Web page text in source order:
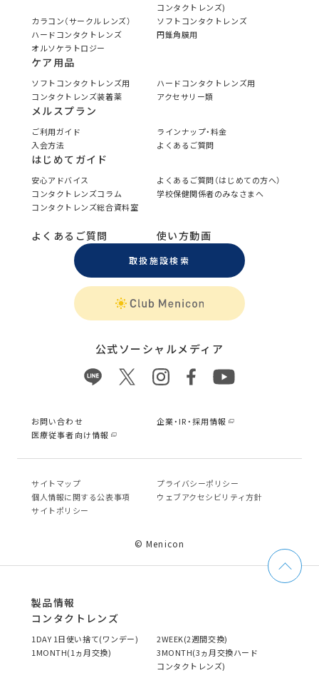
コンタクトレンズ)
カラコン（サークルレンズ）
ソフトコンタクトレンズ
ハードコンタクトレンズ
円錐角膜用
オルソケラトロジー
ケア用品
ソフトコンタクトレンズ用
ハードコンタクトレンズ用
コンタクトレンズ装着薬
アクセサリー類
メルスプラン
ご利用ガイド
ラインナップ・料金
入会方法
よくあるご質問
はじめてガイド
安心アドバイス
よくあるご質問（はじめての方へ）
コンタクトレンズコラム
学校保健関係者のみなさまへ
コンタクトレンズ総合資料室
よくあるご質問 使い方動画
取扱施設検索
公式ソーシャルメディア
お問い合わせ
企業・IR・採用情報
医療従事者向け情報
サイトマップ
プライバシーポリシー
個⼈情報に関する公表事項
ウェブアクセシビリティ方針
サイトポリシー
© Menicon
製品情報
コンタクトレンズ
1DAY 1日使い捨て(ワンデー)
2WEEK(2週間交換)
1MONTH(1ヵ月交換)
3MONTH(3ヵ月交換ハード
コンタクトレンズ)